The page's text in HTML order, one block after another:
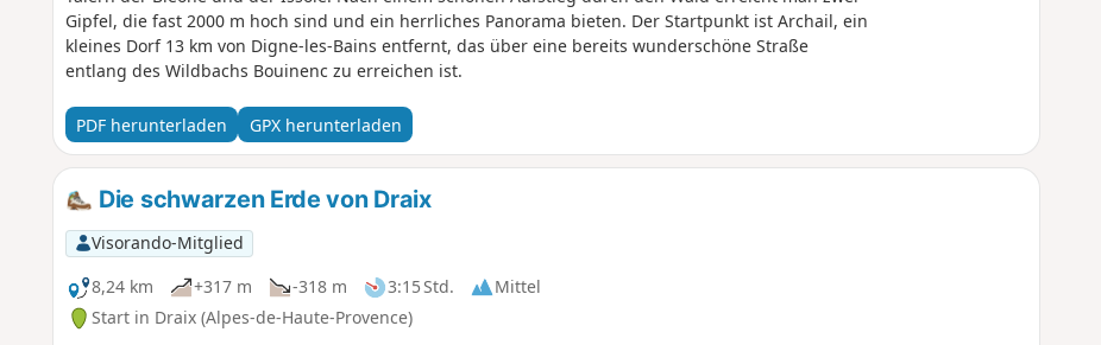
Gipfel, die fast 2000 m hoch sind und ein herrliches Panorama bieten. Der Startpunkt ist Archail, ein
kleines Dorf 13 km von Digne-les-Bains entfernt, das über eine bereits wunderschöne Straße
entlang des Wildbachs Bouinenc zu erreichen ist.
PDF herunterladen GPX herunterladen
Die schwarzen Erde von Draix
Visorando-Mitglied
8,24 km
+317 m -318 m 3:15 Std.
Mittel
Start in Draix (Alpes-de-Haute-Provence)